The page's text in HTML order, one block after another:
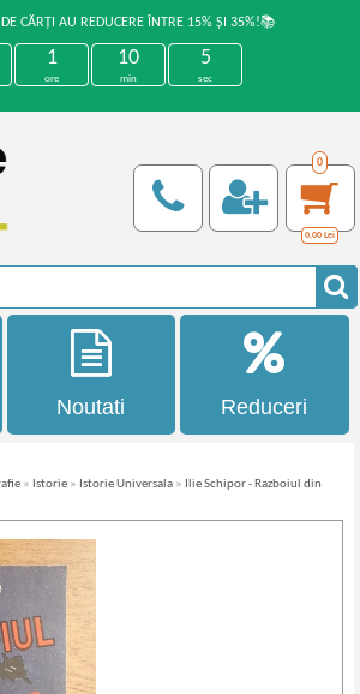
CĂRȚI AU REDUCERE ÎNTRE 15% ȘI 35%!📚
1
ore
10
min
5
sec
0
0,00 Lei
Noutati Reduceri
» Istorie » Istorie Universala »
Ilie Schipor - Razboiul din